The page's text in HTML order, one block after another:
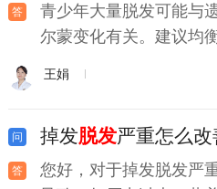
青少年大量脱发可能与
尔蒙变化有关。建议均
王娟
掉发脱发严重怎么改
您好，对于掉发脱发严